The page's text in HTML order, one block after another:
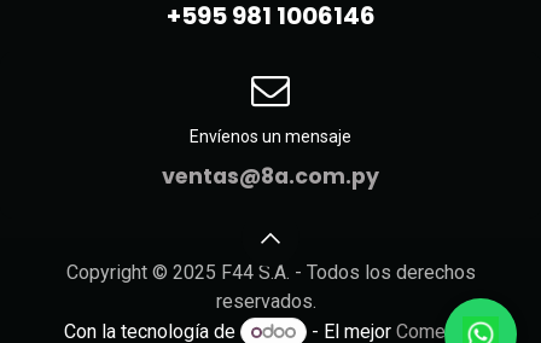
+595 981 10061​46
Envíenos un mensaje
ventas@8a.com.py
Copyright © 2025 F44 S.A. - Todos los derechos
reservados.
Con la tecnología de
- El mejor Comercio